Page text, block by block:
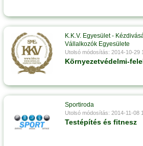
K.K.V. Egyesület -
Vállalkozók Egyesülete
Utolsó módosítás: 2014-10-29
Környezetvédelmi-
Sportiroda
Utolsó módosítás: 2014-11-08
Testépítés és fitnesz